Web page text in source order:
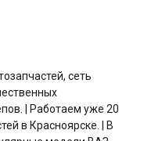
сеть
| Работаем уже 20
в Красноярске. | В